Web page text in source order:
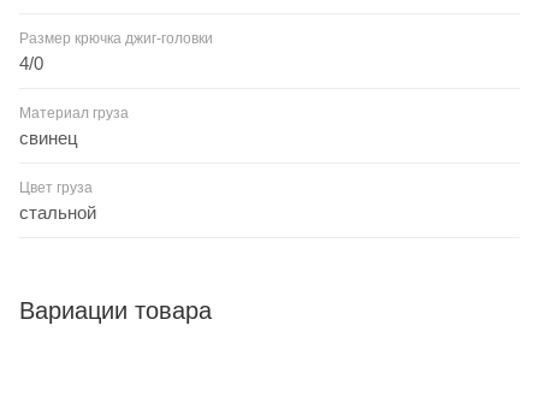
Размер крючка джиг-головки
4/0
Материал груза
свинец
Цвет груза
стальной
Вариации товара